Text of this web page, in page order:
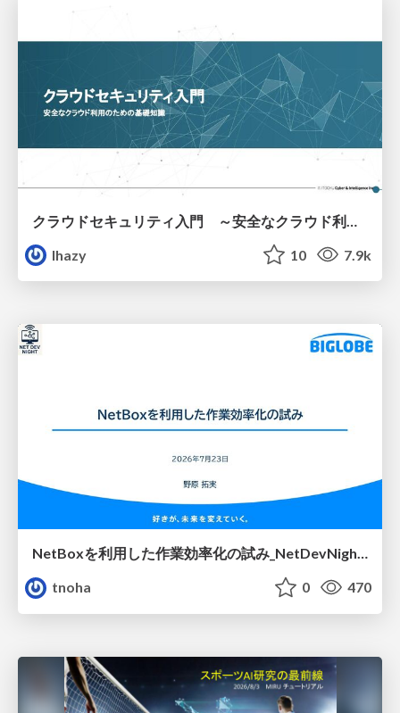
lhazy
10 7.9k
NetBoxを利用した作業効率化の試み_NetDevNight4
tnoha
0 470